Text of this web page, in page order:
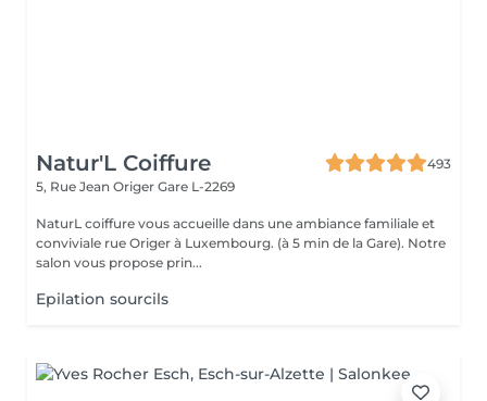
Natur'L Coiffure
493
5, Rue Jean Origer Gare L-2269
NaturL coiffure vous accueille dans une ambiance familiale et
conviviale rue Origer à Luxembourg. (à 5 min de la Gare). Notre
salon vous propose prin...
Epilation sourcils